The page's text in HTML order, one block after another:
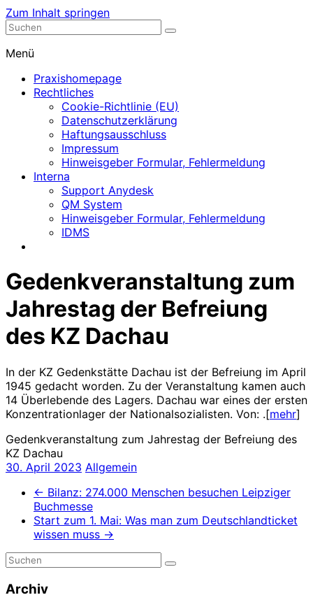
Zum Inhalt springen
Nephrologische Praxis mit Dialyse
Menü
Praxishomepage
Rechtliches
Cookie-Richtlinie (EU)
Datenschutzerklärung
Haftungsausschluss
Impressum
Hinweisgeber Formular, Fehlermeldung
Interna
Support Anydesk
QM System
Hinweisgeber Formular, Fehlermeldung
IDMS
Gedenkveranstaltung zum
Jahrestag der Befreiung
des KZ Dachau
In der KZ Gedenkstätte Dachau ist der Befreiung im April
1945 gedacht worden. Zu der Veranstaltung kamen auch
14 Überlebende des Lagers. Dachau war eines der ersten
Konzentrationlager der Nationalsozialisten. Von: .[mehr]
Gedenkveranstaltung zum Jahrestag der Befreiung des
KZ Dachau
30. April 2023 Allgemein
← Bilanz: 274.000 Menschen besuchen Leipziger
Buchmesse
Start zum 1. Mai: Was man zum Deutschlandticket
wissen muss →
Archiv